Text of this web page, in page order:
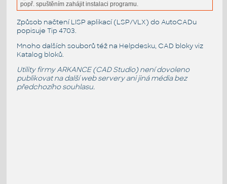
popř. spuštěním zahájit instalaci programu.
Způsob načtení LISP aplikací (LSP/VLX) do AutoCADu
popisuje Tip 4703.
Mnoho dalších souborů též na Helpdesku, CAD bloky viz
Katalog bloků.
Utility firmy ARKANCE (CAD Studio) není dovoleno
publikovat na další web servery ani jiná média bez
předchozího souhlasu.